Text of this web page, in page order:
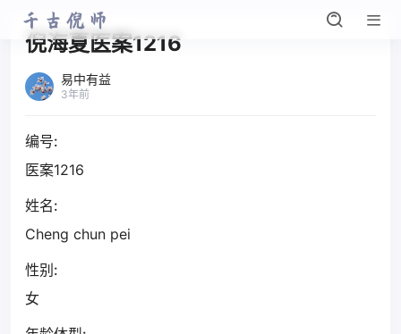
倪海夏医案1216
易中有益
3年前
编号:
医案1216
姓名:
Cheng chun pei
性别:
女